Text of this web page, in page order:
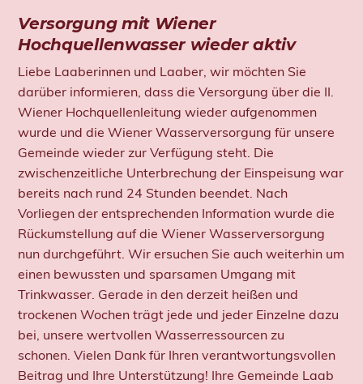
Versorgung mit Wiener
Hochquellenwasser wieder aktiv
Liebe Laaberinnen und Laaber, wir möchten Sie
darüber informieren, dass die Versorgung über die II.
Wiener Hochquellenleitung wieder aufgenommen
wurde und die Wiener Wasserversorgung für unsere
Gemeinde wieder zur Verfügung steht. Die
zwischenzeitliche Unterbrechung der Einspeisung war
bereits nach rund 24 Stunden beendet. Nach
Vorliegen der entsprechenden Information wurde die
Rückumstellung auf die Wiener Wasserversorgung
nun durchgeführt. Wir ersuchen Sie auch weiterhin um
einen bewussten und sparsamen Umgang mit
Trinkwasser. Gerade in den derzeit heißen und
trockenen Wochen trägt jede und jeder Einzelne dazu
bei, unsere wertvollen Wasserressourcen zu
schonen. Vielen Dank für Ihren verantwortungsvollen
Beitrag und Ihre Unterstützung! Ihre Gemeinde Laab